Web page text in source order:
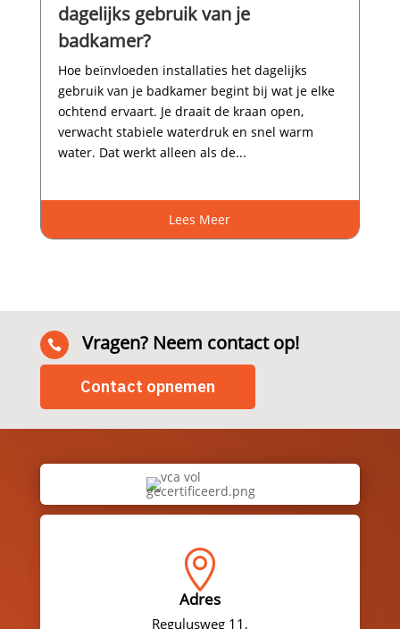
dagelijks gebruik van je
badkamer?
Hoe beïnvloeden installaties het dagelijks
gebruik van je badkamer begint bij wat je elke
ochtend ervaart.​ Je draait de kraan open,
verwacht stabiele waterdruk en snel warm
water.​ Dat werkt alleen als de...
Lees Meer
 Vragen? Neem contact op!
Contact opnemen

Adres
Regulusweg 11,